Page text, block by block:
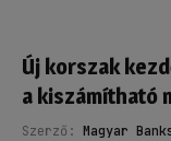
Új korszak
a kiszámítható
Szerző: Magyar